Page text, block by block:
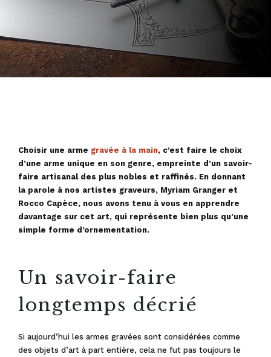
Choisir une arme gravée à la main, c’est faire le choix
d’une arme unique en son genre, empreinte d’un savoir-
faire artisanal des plus nobles et raffinés. En donnant
la parole à nos artistes graveurs, Myriam Granger et
Rocco Capèce, nous avons tenu à vous en apprendre
davantage sur cet art, qui représente bien plus qu’une
simple forme d’ornementation.
Un savoir-faire
longtemps décrié
Si aujourd’hui les armes gravées sont considérées comme
des objets d’art à part entière, cela ne fut pas toujours le